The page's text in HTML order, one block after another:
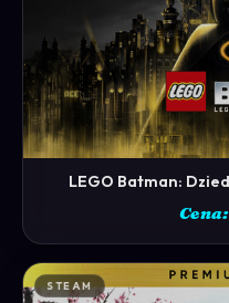
LEGO Batman:
STEAM